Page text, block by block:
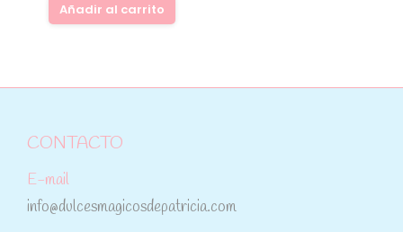
Añadir al carrito
CONTACTO
E-mail
info@dulcesmagicosdepatricia.com